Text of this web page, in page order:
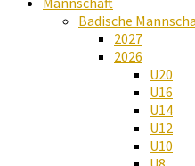
Badische
2027
2026
U20
U16
U14
U12
U10